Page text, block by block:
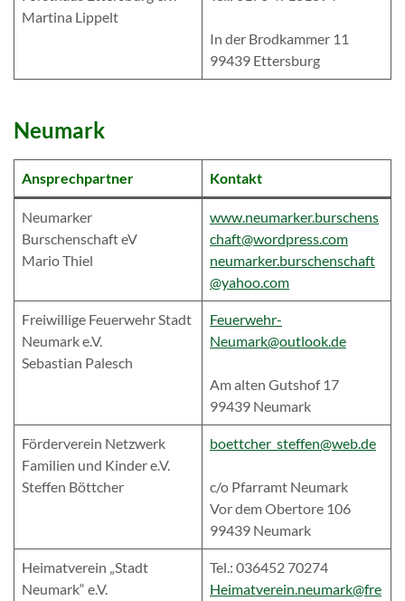
Martina Lippelt
In der Brodkammer 11
99439 Ettersburg
Neumark
Ansprechpartner Kontakt
Neumarker
Burschenschaft eV
Mario Thiel
www.neumarker.burschens
chaft@wordpress.com
neumarker.burschenschaft
@yahoo.com
Freiwillige Feuerwehr Stadt
Neumark e.V.
Sebastian Palesch
Feuerwehr-
Neumark@outlook.de
Am alten Gutshof 17
99439 Neumark
Förderverein Netzwerk
Familien und Kinder e.V.
Steffen Böttcher
boettcher_steffen@web.de
c/o Pfarramt Neumark
Vor dem Obertore 106
99439 Neumark
Heimatverein „Stadt
Neumark“ e.V.
Tel.: 036452 70274
Heimatverein.neumark@fre